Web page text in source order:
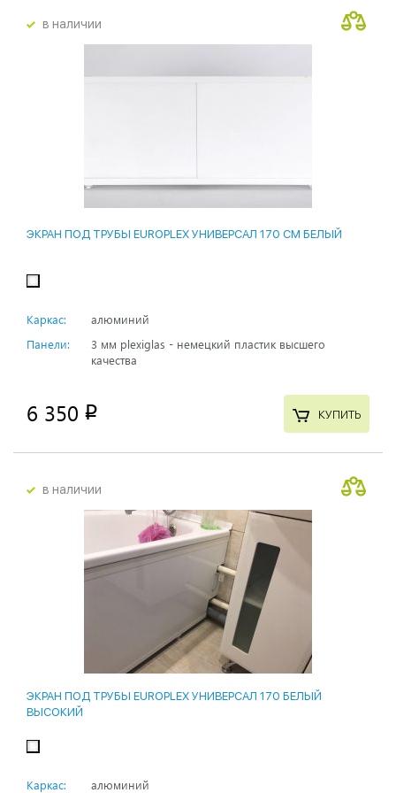
в наличии
ЭКРАН ПОД ТРУБЫ EUROPLEX УНИВЕРСАЛ 170 СМ БЕЛЫЙ
Каркас:
алюминий
Панели:
3 мм plexiglas - немецкий пластик высшего
качества
6 350 p КУПИТЬ
в наличии
ЭКРАН ПОД ТРУБЫ EUROPLEX УНИВЕРСАЛ 170 БЕЛЫЙ
ВЫСОКИЙ
Каркас: алюминий